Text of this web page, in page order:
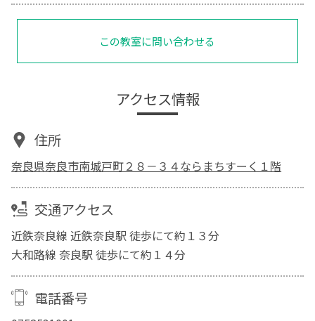
この教室に問い合わせる
アクセス情報
住所
奈良県奈良市南城戸町２８－３４ならまちすーく１階
交通アクセス
近鉄奈良線 近鉄奈良駅 徒歩にて約１３分
大和路線 奈良駅 徒歩にて約１４分
電話番号